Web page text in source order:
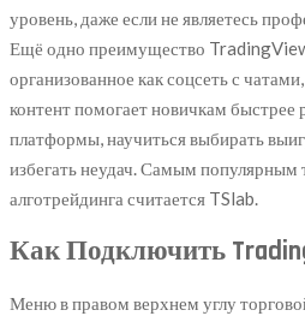
уровень, даже если не являетесь
Ещё одно преимущество
организованное как соцсеть с
контент помогает новичкам быстрее
платформы, научиться выбирать
избегать неудач. Самым популярным
алготрейдинга считается TSlab.
Как Подключить
Меню в правом верхнем углу